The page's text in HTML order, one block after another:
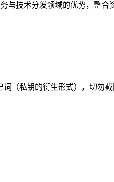
与技术分发领域的优势，整合
（私钥的衍生形式），切勿